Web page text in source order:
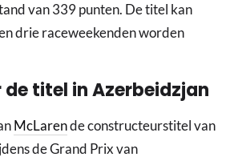
van 339 punten. De titel kan
drie raceweekenden worden
titel in Azerbeidzjan
McLarende constructeurstitel van
de Grand Prix van